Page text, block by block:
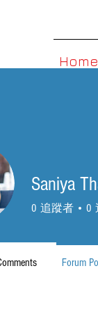
Home
Saniya
0 追蹤者 0
Forum